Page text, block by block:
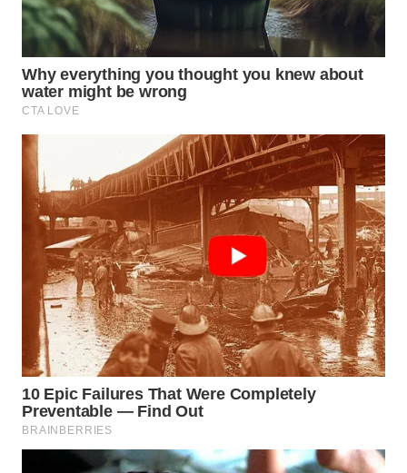
WN
CIREBON
WN
INDRAMAYU
KUNINGAN
WN
MAJALENGKA
WN
SUBANG
WN
SUKABUMI
WN
PURWAKARTA